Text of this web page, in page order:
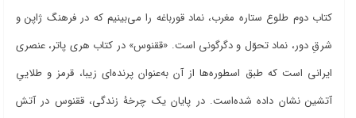
کتاب دوم طلوع ستاره مغرب، نماد قورباغه را میبینیم که در فرهنگ ژاپن و
شرقِ دور، نماد تحوّل و دگرگونی است. «ققنوس» در کتاب هری پاتر، عنصری
ایرانی است که طبق اسطورهها از آن بهعنوان پرندهای زیبا، قرمز و طلاییِ
آتشین نشان داده شدهاست. در پایان یک چرخۀ زندگی، ققنوس در آتش